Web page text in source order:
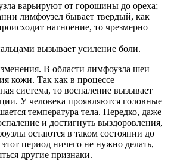
варьируют от горошины до ореха;
лимфоузел бывает твердый, как
нагноение, то чрезмерно
вызывает усиление боли.
В области лимфоузла шеи
кожи. Так как в процессе
система, то воспаление вызывает
У человека проявляются головные
температура тела. Нередко, даже
и достигнуть выздоровления,
остаются в таком состоянии до
период ничего не нужно делать,
другие признаки.